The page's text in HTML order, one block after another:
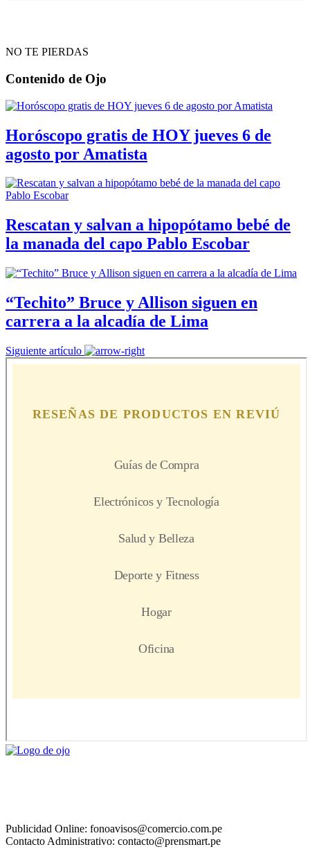
NO TE PIERDAS
Contenido de Ojo
Horóscopo gratis de HOY jueves 6 de
agosto por Amatista
Rescatan y salvan a hipopótamo bebé de
la manada del capo Pablo Escobar
“Techito” Bruce y Allison siguen en
carrera a la alcadía de Lima
Siguiente artículo
Publicidad Online: fonoavisos@comercio.com.pe
Contacto Administrativo: contacto@prensmart.pe